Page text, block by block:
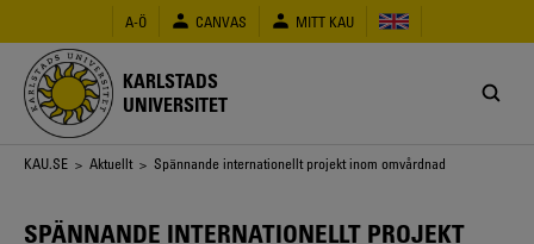
huvudinnehåll
A-Ö CANVAS MITT KAU
KARLSTADS
UNIVERSITET
Länkstig
KAU.SE > Aktuellt > Spännande internationellt projekt inom omvårdnad
SPÄNNANDE INTERNATIONELLT PROJEKT